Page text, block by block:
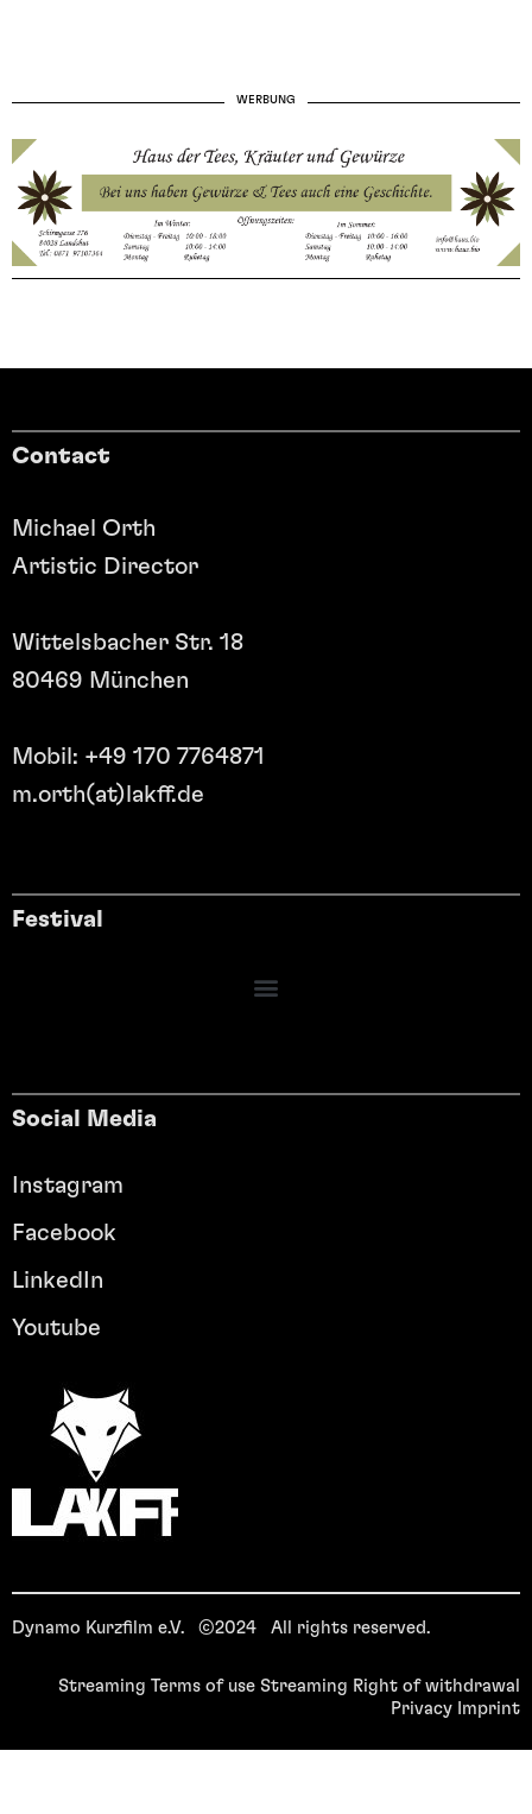
WERBUNG
Contact
Michael Orth
Artistic Director
Wittelsbacher Str. 18
80469 München
Mobil: +49 170 7764871
m.orth(at)lakff.de
Festival
Social Media
Instagram
Facebook
LinkedIn
Youtube
Dynamo Kurzfilm e.V. ©2024 All rights reserved.
Streaming Terms of use Streaming Right of withdrawal
Privacy Imprint